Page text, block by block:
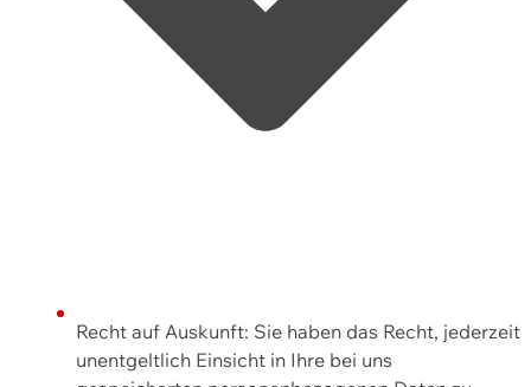
Recht auf Auskunft: Sie haben das Recht, jederzeit
unentgeltlich Einsicht in Ihre bei uns